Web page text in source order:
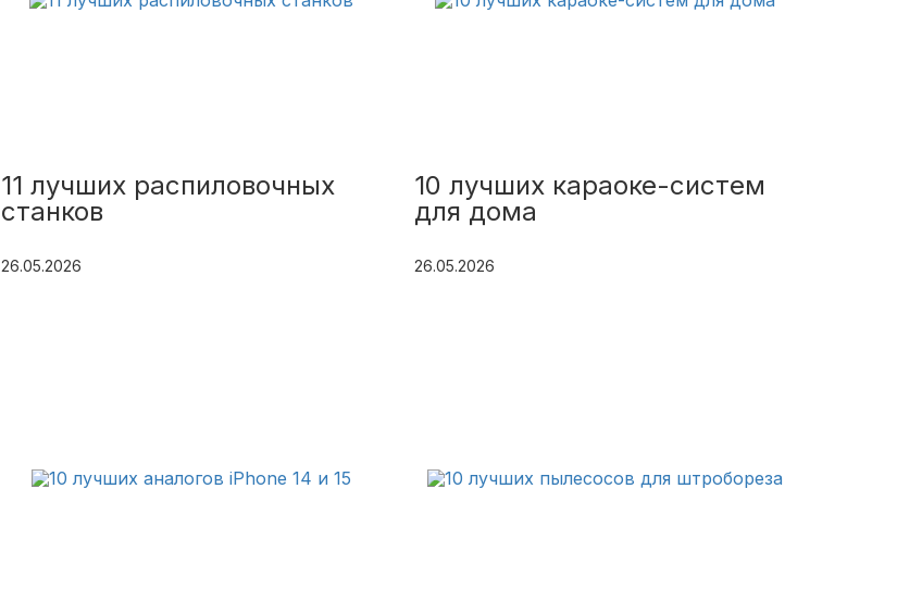
11 лучших распиловочных
станков
26.05.2026
10 лучших караоке-систем
для дома
26.05.2026